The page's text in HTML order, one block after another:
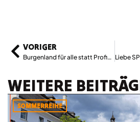
VORIGER
Burgenland für alle statt Profite für die Esterházys
WEITERE
SOMMERREIHE